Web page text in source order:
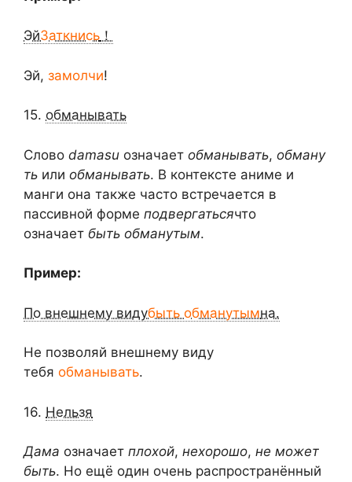
ЭйЗаткнись ！
Эй, замолчи!
15. обманывать
Слово damasu означает обманывать, обману
ть или обманывать. В контексте аниме и
манги она также часто встречается в
пассивной форме подвергатьсячто
означает быть обманутым.
Пример:
По внешнему видубыть обманутымна.
Не позволяй внешнему виду
тебя обманывать.
16. Нельзя
Дама означает плохой, нехорошо, не может
быть. Но ещё один очень распространённый